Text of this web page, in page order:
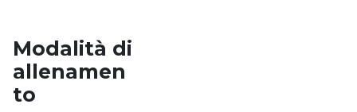
Modalità di
allenamen
to